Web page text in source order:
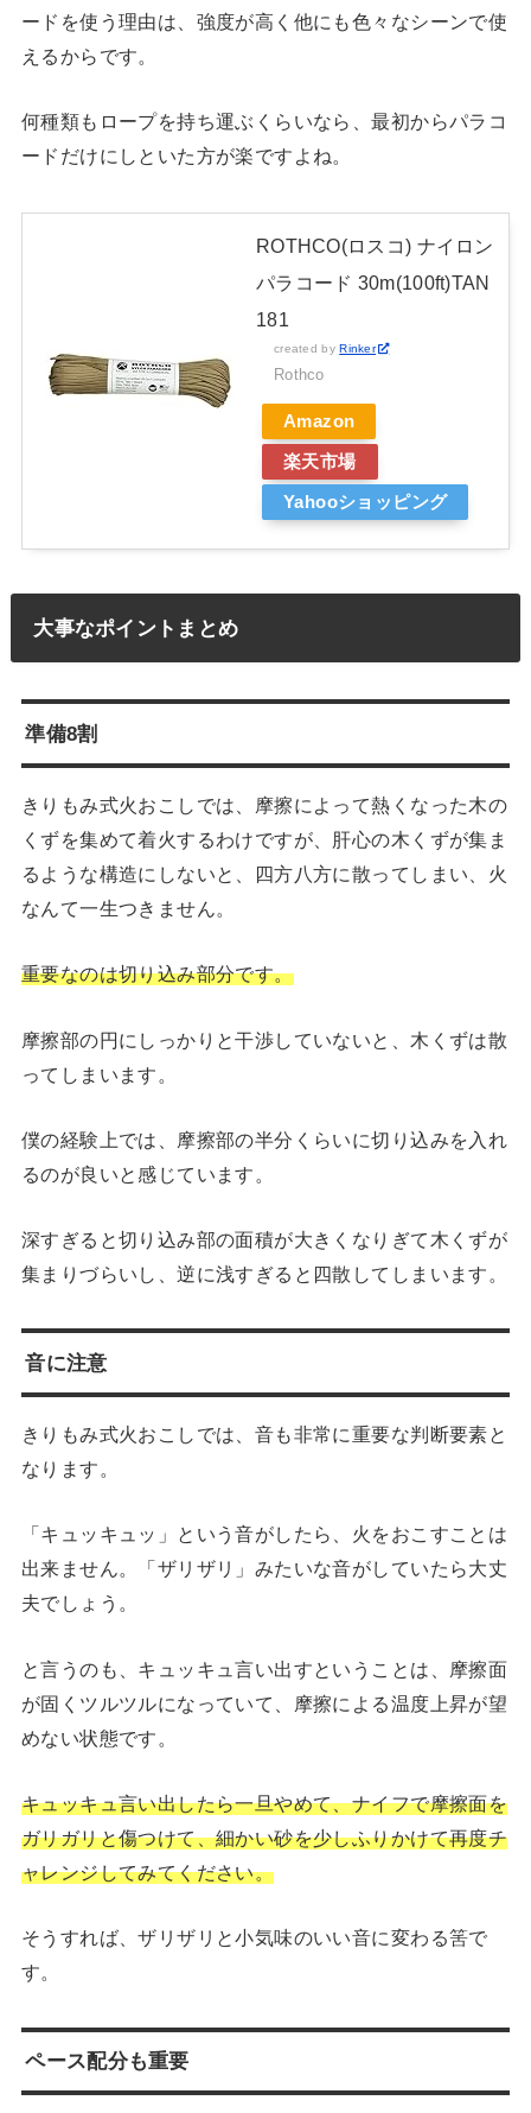
ードを使う理由は、強度が高く他にも色々なシーンで使
えるからです。
何種類もロープを持ち運ぶくらいなら、最初からパラコ
ードだけにしといた方が楽ですよね。
ROTHCO(ロスコ) ナイロン
パラコード 30m(100ft)TAN
181
created byRinker
Rothco
Amazon
楽天市場
Yahooショッピング
大事なポイントまとめ
準備8割
きりもみ式火おこしでは、摩擦によって熱くなった木の
くずを集めて着火するわけですが、肝心の木くずが集ま
るような構造にしないと、四方八方に散ってしまい、火
なんて一生つきません。
重要なのは切り込み部分です。
摩擦部の円にしっかりと干渉していないと、木くずは散
ってしまいます。
僕の経験上では、摩擦部の半分くらいに切り込みを入れ
るのが良いと感じています。
深すぎると切り込み部の面積が大きくなりぎて木くずが
集まりづらいし、逆に浅すぎると四散してしまいます。
音に注意
きりもみ式火おこしでは、音も非常に重要な判断要素と
なります。
「キュッキュッ」という音がしたら、火をおこすことは
出来ません。「ザリザリ」みたいな音がしていたら大丈
夫でしょう。
と言うのも、キュッキュ言い出すということは、摩擦面
が固くツルツルになっていて、摩擦による温度上昇が望
めない状態です。
キュッキュ言い出したら一旦やめて、ナイフで摩擦面を
ガリガリと傷つけて、細かい砂を少しふりかけて再度チ
ャレンジしてみてください。
そうすれば、ザリザリと小気味のいい音に変わる筈で
す。
ペース配分も重要